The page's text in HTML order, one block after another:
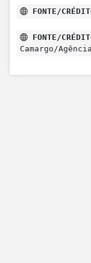
FONTE/
FONTE/
Camargo/